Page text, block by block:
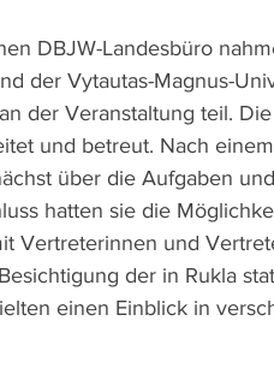
DBJW-Landesbüro
der Vytautas-Magnus-
der Veranstaltung teil.
und betreut. Nach
über die Aufgaben
hatten sie die
Vertreterinnen und
der in Rukla
einen Einblick in